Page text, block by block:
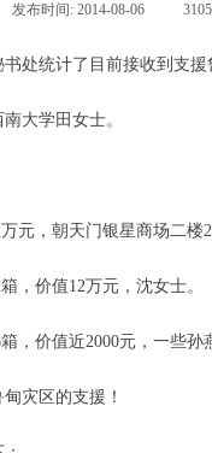
发布时间: 2014-08-06 3105
统计了目前接收到支援
大学田女士。
，朝天门银星商场二楼
价值12万元，沈女士。
价值近2000元，一些孙
灾区的支援！